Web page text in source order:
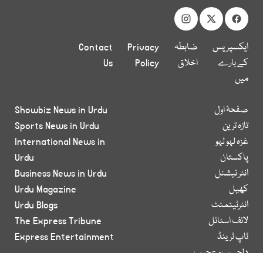
ایکسپریس
کے بارے
میں
ضابطہ
اخلاق
Privacy
Policy
Contact
Us
صفحۂ اول
تازہ ترین
غزہ لہو لہو
پاکستان
انٹر نیشنل
کھیل
انٹرٹینمنٹ
لائف اسٹائل
ٹاپ ٹرینڈ
Showbiz News in Urdu
Sports News in Urdu
International News in
Urdu
Business News in Urdu
Urdu Magazine
Urdu Blogs
The Express Tribune
Express Entertainment